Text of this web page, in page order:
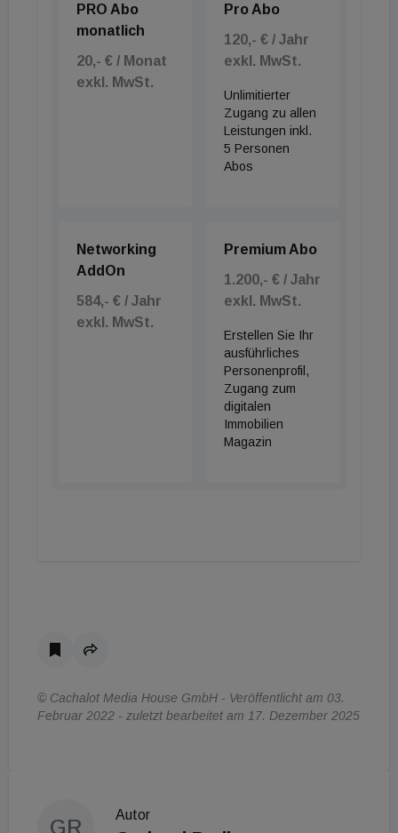
PRO Abo
monatlich
20,- € / Monat
exkl. MwSt.
Pro Abo
120,- € / Jahr
exkl. MwSt.
Unlimitierter
Zugang zu allen
Leistungen inkl.
5 Personen
Abos
Networking
AddOn
584,- € / Jahr
exkl. MwSt.
Premium Abo
1.200,- € / Jahr
exkl. MwSt.
Erstellen Sie Ihr
ausführliches
Personenprofil,
Zugang zum
digitalen
Immobilien
Magazin
© Cachalot Media House GmbH - Veröffentlicht am 03.
Februar 2022 - zuletzt bearbeitet am 17. Dezember 2025
GR
Autor